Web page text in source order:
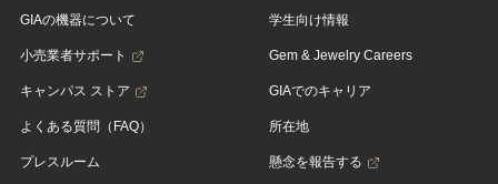
GIAの機器について
小売業者サポート
キャンパス ストア
よくある質問（FAQ）
プレスルーム
学生向け情報
Gem & Jewelry Careers
GIAでのキャリア
所在地
懸念を報告する